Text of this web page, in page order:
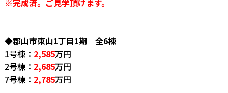
※完成済。ご見学頂けます。
◆郡山市東山1丁目1期 全6棟
1号棟： 2,585万円
2号棟： 2,685万円
7号棟： 2,785万円